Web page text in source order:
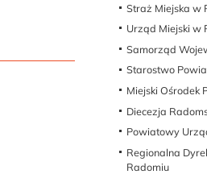
Straż Miejska w
Urząd Miejski w
Samorząd
Starostwo
Miejski Ośrodek
Diecezja
Powiatowy
Regionalna
Radomiu